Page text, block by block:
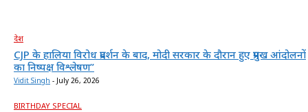
देश
CJP के हालिया विरोध प्रदर्शन के बाद, मोदी सरकार के दौरान हुए प्रमुख आंदोलनों
का निष्पक्ष विश्लेषण”
Vidit Singh - July 26, 2026
BIRTHDAY SPECIAL